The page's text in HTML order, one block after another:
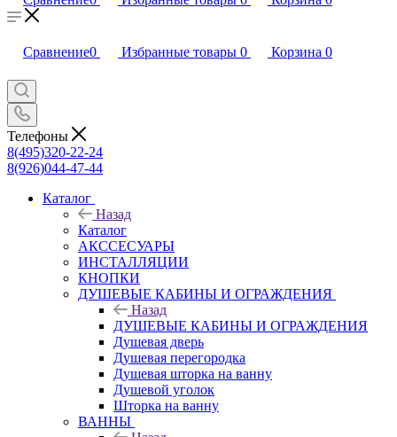
Сравнение0 Избранные товары 0 Корзина 0
Телефоны
8(495)320-22-24
8(926)044-47-44
Каталог
Назад
Каталог
АКССЕСУАРЫ
ИНСТАЛЛЯЦИИ
КНОПКИ
ДУШЕВЫЕ КАБИНЫ И ОГРАЖДЕНИЯ
Назад
ДУШЕВЫЕ КАБИНЫ И ОГРАЖДЕНИЯ
Душевая дверь
Душевая перегородка
Душевая шторка на ванну
Душевой уголок
Шторка на ванну
ВАННЫ